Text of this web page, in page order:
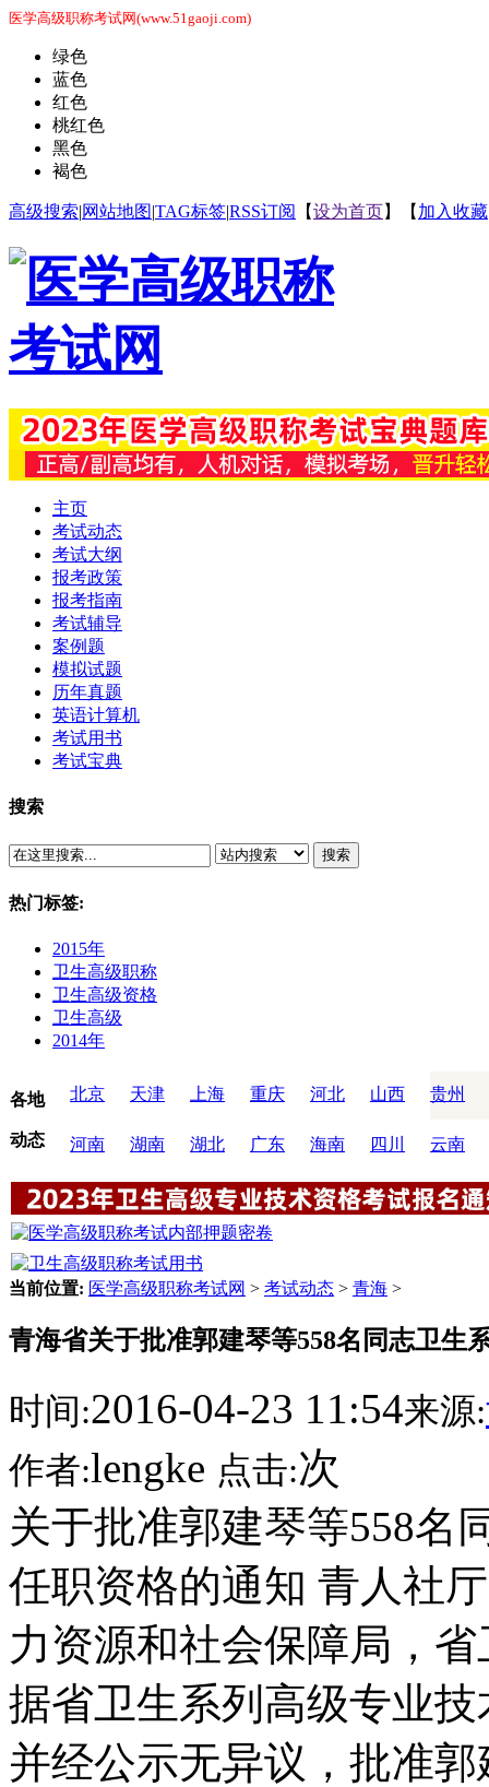
医学高级职称考试网(www.51gaoji.com)
绿色
蓝色
红色
桃红色
黑色
褐色
高级搜索|网站地图|TAG标签|RSS订阅 【设为首页】【 加入收藏
主页
考试动态
考试大纲
报考政策
报考指南
考试辅导
案例题
模拟试题
历年真题
英语计算机
考试用书
考试宝典
搜索
搜索
热门标签:
2015年
卫生高级职称
卫生高级资格
卫生高级
2014年
各地
动态
北京 天津 上海 重庆 河北 山西 贵州
河南 湖南 湖北 广东 海南 四川 云南
当前位置: 医学高级职称考试网 > 考试动态 > 青海 >
青海省关于批准郭建琴等558名同志卫生
时间:2016-04-23 11:54来源:
作者:lengke 点击:次
关于批准郭建琴等558名
任职资格的通知 青人社
力资源和社会保障局，
据省卫生系列高级专业
并经公示无异议，批准